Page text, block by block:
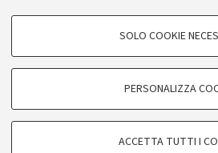
COOKIE DI PROFILAZIONE -
COOKIE TECNICI - NECESSARI
SOLO COOKIE
PERSONALIZZA
ACCETTA TUTTI I
Dichiarazione di
Privacy e note
Impostazioni
©Copyright 2026 - ALMA MATER
Bologna - Via Zamboni,33 - 40126